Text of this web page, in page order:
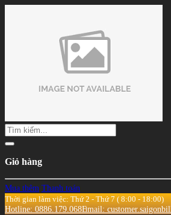
Giỏ hàng
Mua thêm Thanh toán
Thời gian làm việc: Thứ 2 - Thứ 7 ( 8:00 - 18:00)
Hotline: 0886.179.068Email: